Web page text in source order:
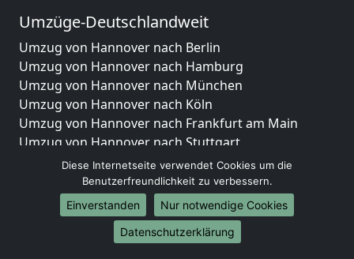
Umzüge-Deutschlandweit
Umzug von Hannover nach Berlin
Umzug von Hannover nach Hamburg
Umzug von Hannover nach München
Umzug von Hannover nach Köln
Umzug von Hannover nach Frankfurt am Main
Umzug von Hannover nach Stuttgart
Umzug von Hannover nach Düsseldorf
Umzug von Hannover nach Leipzig
Umzug von Hannover nach Dortmund
Umzug von Hannover nach Essen
Umzug von Hannover nach Bremen
Diese Internetseite verwendet Cookies um die
Benutzerfreundlichkeit zu verbessern.
Einverstanden
Nur notwendige Cookies
Datenschutzerklärung